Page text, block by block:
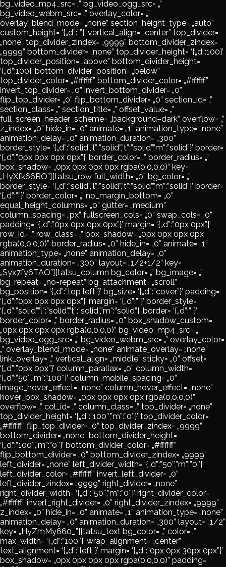
bg_video_mp4_src= „” bg_video_ogg_src= „”
bg_video_webm_src= „” overlay_color= „”
overlay_blend_mode= „none” section_height_type= „auto”
custom_height= ‘{„d”:””}’ vertical_align= „center” top_divider=
„none” top_divider_zindex= „9999” bottom_divider_zindex=
„9999” bottom_divider= „none” top_divider_height= ‘{„d”:100}’
top_divider_position= „above” bottom_divider_height=
‘{„d”:100}’ bottom_divider_position= „below”
top_divider_color= „#ffffff” bottom_divider_color= „#ffffff”
invert_top_divider= „0” invert_bottom_divider= „0”
flip_top_divider= „0” flip_bottom_divider= „0” section_id= „”
section_class= „” section_title= „” offset_value= „”
full_screen_header_scheme= „background–dark” overflow= „”
z_index= „0” hide_in= „0” animate= „1” animation_type= „none”
animation_delay= „0” animation_duration= „300”
border_style= ‘{„d”:”solid”,”l”:”solid”,”t”:”solid”,”m”:”solid”}’ border=
‘{„d”:”0px 0px 0px 0px”}’ border_color= „” border_radius= „”
box_shadow= „0px 0px 0px 0px rgba(0,0,0,0)” key=
„HyXfk66RO”][tatsu_row full_width= „0” bg_color= „”
border_style= ‘{„d”:”solid”,”l”:”solid”,”t”:”solid”,”m”:”solid”}’ border=
‘{„d”:””}’ border_color= „” no_margin_bottom= „0”
equal_height_columns= „0” gutter= „medium”
column_spacing= „px” fullscreen_cols= „0” swap_cols= „0”
padding= ‘{„d”:”0px 0px 0px 0px”}’ margin= ‘{„d”:”0px 0px”}’
row_id= „” row_class= „” box_shadow= „0px 0px 0px 0px
rgba(0,0,0,0)” border_radius= „0” hide_in= „0” animate= „1”
animation_type= „none” animation_delay= „0”
animation_duration= „300” layout= „1/2+1/2” key=
„Syx7fy6TAO”][tatsu_column bg_color= „” bg_image= „”
bg_repeat= „no-repeat” bg_attachment= „scroll”
bg_position= ‘{„d”:”top left”}’ bg_size= ‘{„d”:”cover”}’ padding=
‘{„d”:”0px 0px 0px 0px”}’ margin= ‘{„d”:””}’ border_style=
‘{„d”:”solid”,”l”:”solid”,”t”:”solid”,”m”:”solid”}’ border= ‘{„d”:””}’
border_color= „” border_radius= „0” box_shadow_custom=
„0px 0px 0px 0px rgba(0,0,0,0)” bg_video_mp4_src= „”
bg_video_ogg_src= „” bg_video_webm_src= „” overlay_color=
„” overlay_blend_mode= „none” animate_overlay= „none”
link_overlay= „” vertical_align= „middle” sticky= „0” offset=
‘{„d”:”0px 0px”}’ column_parallax= „0” column_width=
‘{„d”:”50″,”m”:”100″}’ column_mobile_spacing= „0”
image_hover_effect= „none” column_hover_effect= „none”
hover_box_shadow= „0px 0px 0px 0px rgba(0,0,0,0)”
overflow= „” col_id= „” column_class= „” top_divider= „none”
top_divider_height= ‘{„d”:”100″,”m”:”0″}’ top_divider_color=
„#ffffff” flip_top_divider= „0” top_divider_zindex= „9999”
bottom_divider= „none” bottom_divider_height=
‘{„d”:”100″,”m”:”0″}’ bottom_divider_color= „#ffffff”
flip_bottom_divider= „0” bottom_divider_zindex= „9999”
left_divider= „none” left_divider_width= ‘{„d”:”50″,”m”:”0″}’
left_divider_color= „#ffffff” invert_left_divider= „0”
left_divider_zindex= „9999” right_divider= „none”
right_divider_width= ‘{„d”:”50″,”m”:”0″}’ right_divider_color=
„#ffffff” invert_right_divider= „0” right_divider_zindex= „9999”
z_index= „0” hide_in= „0” animate= „1” animation_type= „none”
animation_delay= „0” animation_duration= „300” layout= „1/2”
key= „HyZmMy660_”][tatsu_text bg_color= „” color= „”
max_width= ‘{„d”:”100″}’ wrap_alignment= „center”
text_alignment= ‘{„d”:”left”}’ margin= ‘{„d”:”0px 0px 30px 0px”}’
box_shadow= „0px 0px 0px 0px rgba(0,0,0,0)” padding=